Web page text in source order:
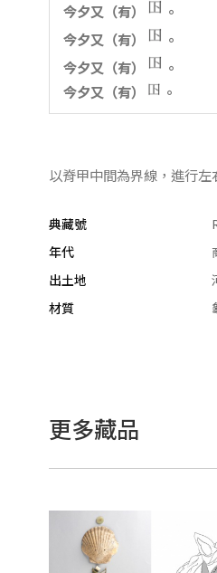
今夕又（有）
。
今夕又（有）
。
今夕又（有）
。
今夕又（有）
。
以脊甲中間為界線，進行
典藏號
年代
出土地
材質
更多藏品